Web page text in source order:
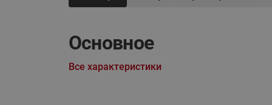
Основное
Все характеристики